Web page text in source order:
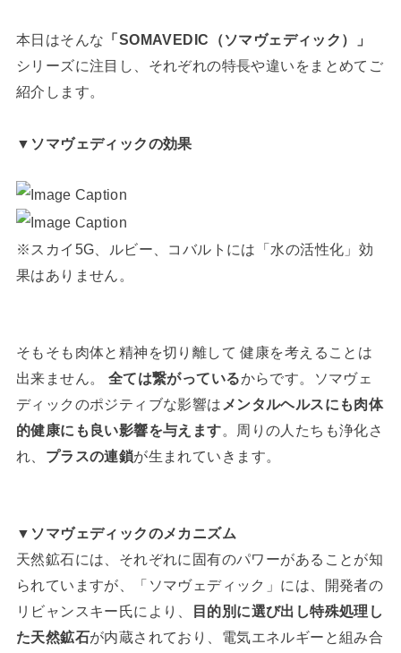
本日はそんな 「SOMAVEDIC（ソマヴェディック）」
シリーズに注目し、それぞれの特長や違いをまとめてご
紹介します。
▼ソマヴェディックの効果
※スカイ5G、ルビー、コバルトには「水の活性化」効
果はありません。
そもそも肉体と精神を切り離して 健康を考えることは
出来ません。
全ては繋がっているからです。ソマヴェ
ディックのポジティブな影響は メンタルヘルスにも肉体
的健康にも良い影響を与えます。周りの人たちも浄化さ
れ、 プラスの連鎖が生まれていきます。
▼ソマヴェディックのメカニズム
天然鉱石には、それぞれに固有のパワーがあることが知
られていますが、「ソマヴェディック」には、開発者の
リビャンスキー氏により、
目的別に選び出し特殊処理し
た天然鉱石が内蔵されており、電気エネルギーと組み合